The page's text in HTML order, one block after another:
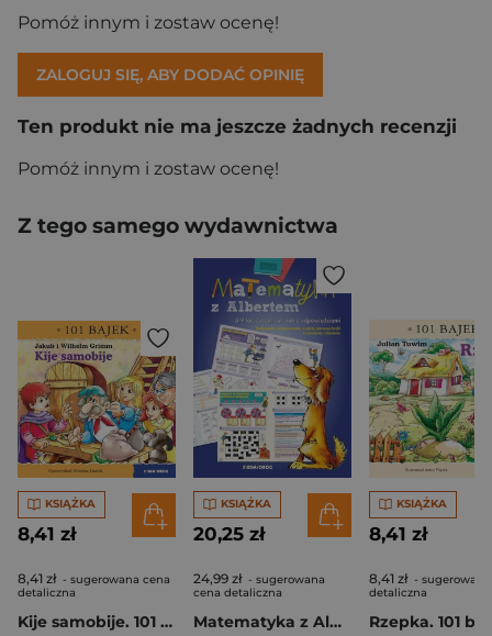
Pomóż innym i zostaw ocenę!
ZALOGUJ SIĘ, ABY DODAĆ OPINIĘ
Ten produkt nie ma jeszcze żadnych recenzji
Pomóż innym i zostaw ocenę!
Z tego samego wydawnictwa
KSIĄŻKA
8,41 zł
8,41 zł - sugerowana cena
detaliczna
Kije samobije. 101 bajek
KSIĄŻKA
20,25 zł
24,99 zł - sugerowana
cena detaliczna
Matematyka z Albertem
KSIĄŻKA
8,41 zł
8,41 zł -
detaliczna
Rzepka. 101